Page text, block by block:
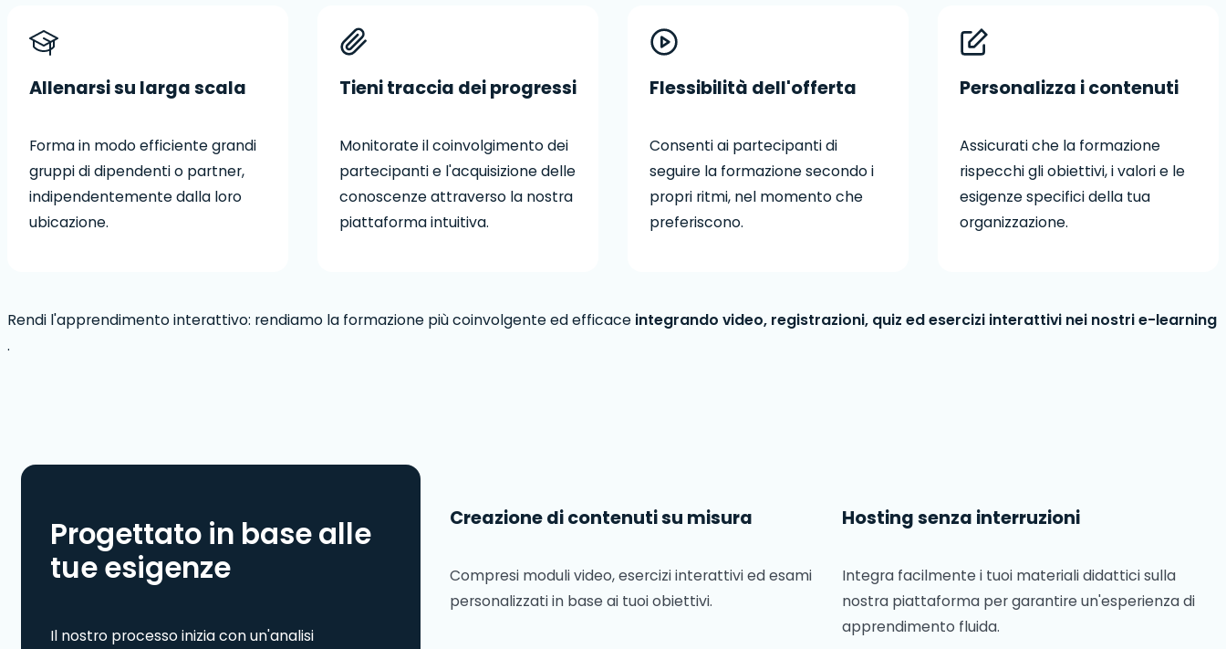
Allenarsi su larga scala
Forma in modo efficiente grandi
gruppi di dipendenti o partner,
indipendentemente dalla loro
ubicazione.
Tieni traccia dei progressi
Monitorate il coinvolgimento dei
partecipanti e l'acquisizione delle
conoscenze attraverso la nostra
piattaforma intuitiva.
Flessibilità dell'offerta
Consenti ai partecipanti di
seguire la formazione secondo i
propri ritmi, nel momento che
preferiscono.
Personalizza i contenuti
Assicurati che la formazione
rispecchi gli obiettivi, i valori e le
esigenze specifici della tua
organizzazione.
Rendi l'apprendimento interattivo: rendiamo la formazione più coinvolgente ed efficace integrando video, registrazioni, quiz ed esercizi interattivi nei nostri e-learning
.
Progettato in base alle
tue esigenze
Il nostro processo inizia con un'analisi
Creazione di contenuti su misura
Compresi moduli video, esercizi interattivi ed esami
personalizzati in base ai tuoi obiettivi.
Hosting senza interruzioni
Integra facilmente i tuoi materiali didattici sulla
nostra piattaforma per garantire un'esperienza di
apprendimento fluida.